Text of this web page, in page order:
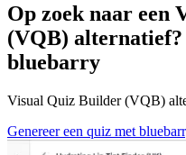
Op zoek naar een
(VQB)
bluebarry
Visual Quiz Builder (VQB)
Genereer een quiz met